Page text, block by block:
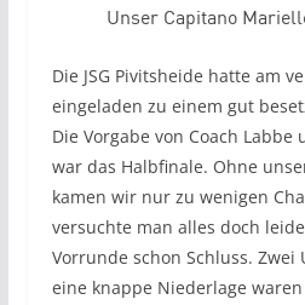
Unser Capitano
Die JSG Pivitsheide hatte am
eingeladen zu einem gut
Die Vorgabe von Coach Labbe
war das Halbfinale. Ohne
kamen wir nur zu wenigen
versuchte man alles doch
Vorrunde schon Schluss.
eine knappe Niederlage